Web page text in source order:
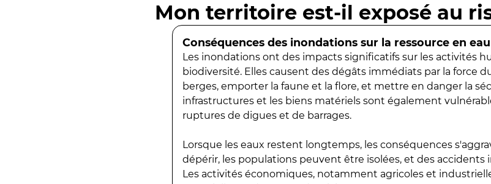
Mon territoire est-il exposé au
Conséquences des inondations sur la ressource en eau
Les inondations ont des impacts significatifs sur les activités
biodiversité. Elles causent des dégâts immédiats par la force
berges, emporter la faune et la flore, et mettre en danger la
infrastructures et les biens matériels sont également
ruptures de digues et de barrages.
Lorsque les eaux restent longtemps, les conséquences
dépérir, les populations peuvent être isolées, et des
Les activités économiques, notamment agricoles et